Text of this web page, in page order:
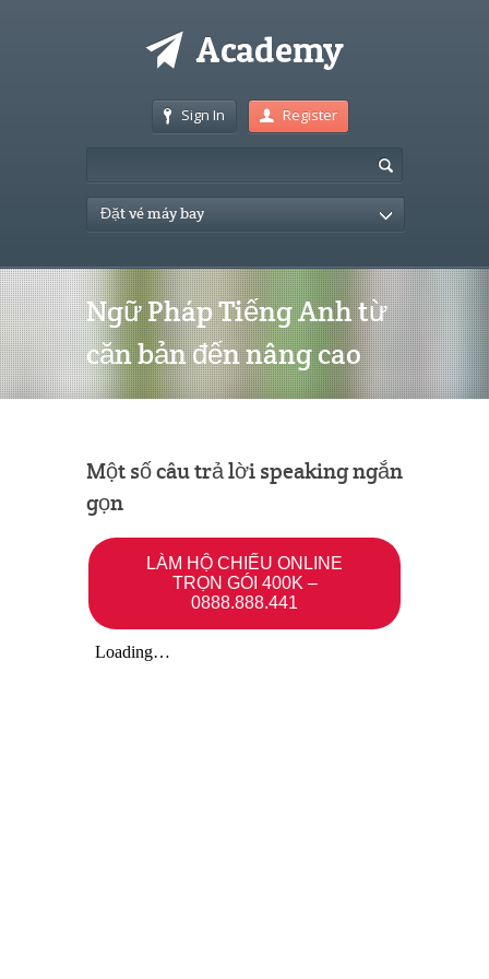
Sign In Register
Đặt vé máy bay
Ngữ Pháp Tiếng Anh từ
căn bản đến nâng cao
Một số câu trả lời speaking ngắn
gọn
LÀM HỘ CHIẾU ONLINE
TRỌN GÓI 400K –
0888.888.441